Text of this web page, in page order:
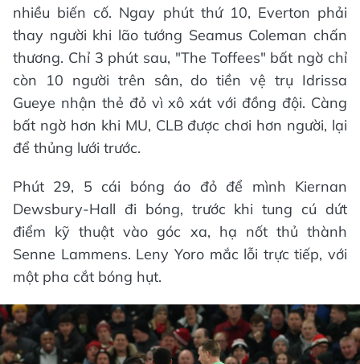
nhiều biến cố. Ngay phút thứ 10, Everton phải
thay người khi lão tướng Seamus Coleman chấn
thương. Chỉ 3 phút sau, "The Toffees" bất ngờ chỉ
còn 10 người trên sân, do tiền vệ trụ Idrissa
Gueye nhận thẻ đỏ vì xô xát với đồng đội. Càng
bất ngờ hơn khi MU, CLB được chơi hơn người, lại
để thủng lưới trước.
Phút 29, 5 cái bóng áo đỏ để mình Kiernan
Dewsbury-Hall đi bóng, trước khi tung cú dứt
điểm kỹ thuật vào góc xa, hạ nốt thủ thành
Senne Lammens. Leny Yoro mắc lỗi trực tiếp, với
một pha cắt bóng hụt.